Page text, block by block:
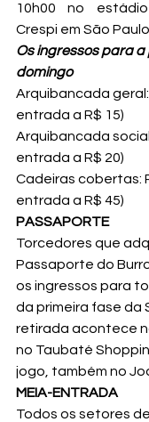
10h00 no
Crespi em São Paulo
Os ingressos para
domingo
Arquibancada geral:
entrada a R$ 15)
Arquibancada
entrada a R$ 20)
Cadeiras cobertas:
entrada a R$ 45)
PASSAPORTE
Torcedores que
Passaporte do
os ingressos para
da primeira fase da
retirada acontece
no Taubaté
jogo, também no
MEIA-ENTRADA
Todos os setores